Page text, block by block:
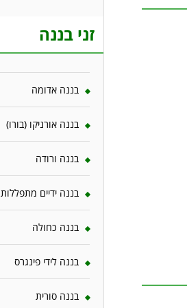
זני בננה
בננה אדומה
בננה אורניקו (בורו)
בננה ורודה
בננה ידיים מתפללות
בננה כחולה
בננה לידי פינגרס
בננה סורית